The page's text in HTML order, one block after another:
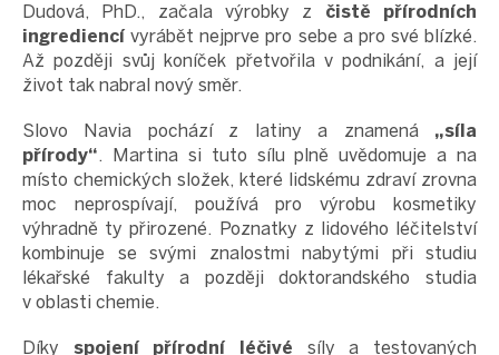
Zachraň
a ušetři
Novinky
Přihlášení
Dudová, PhD., začala výrobky z čistě přírodních
ingrediencí vyrábět nejprve pro sebe a pro své blízké.
Až později svůj koníček přetvořila v podnikání, a její
život tak nabral nový směr.
Slovo Navia pochází z latiny a znamená „síla
přírody“. Martina si tuto sílu plně uvědomuje a na
místo chemických složek, které lidskému zdraví zrovna
moc neprospívají, používá pro výrobu kosmetiky
výhradně ty přirozené. Poznatky z lidového léčitelství
kombinuje se svými znalostmi nabytými při studiu
lékařské fakulty a později doktorandského studia
v oblasti chemie.
Díky spojení přírodní léčivé síly a testovaných